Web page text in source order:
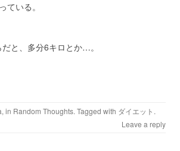
ている。
と、多分6キロとか…。
, in Random Thoughts. Tagged with ダイエット .
Leave a reply